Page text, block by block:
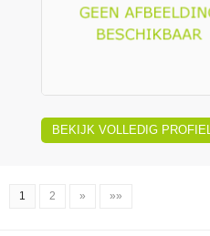
BEKIJK VOLLEDIG PROFIEL
1 2 » »»